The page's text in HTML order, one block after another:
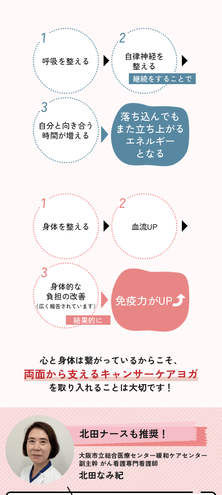
呼吸を整える
自律神経を
整える
継続をすることで
自分と向き合う
時間が増える
落ち込んでも
また立ち上がる
エネルギー
となる
身体を整える 血流UP
身体的な
負担の改善
（広く報告されています）
結果的に
免疫力がUP
心と身体は繋がっているからこそ、
両面から支えるキャンサーケアヨガ
を取り入れることは大切です！
北田ナースも推奨！
大阪市立総合医療センター緩和ケアセンター
副主幹 がん看護専門看護師
北田なみ紀